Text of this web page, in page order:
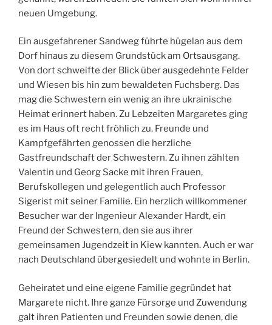
neuen Umgebung.
Ein ausgefahrener Sandweg führte hügelan aus dem
Dorf hinaus zu diesem Grundstück am Ortsausgang.
Von dort schweifte der Blick über ausgedehnte Felder
und Wiesen bis hin zum bewaldeten Fuchsberg. Das
mag die Schwestern ein wenig an ihre ukrainische
Heimat erinnert haben. Zu Lebzeiten Margaretes ging
es im Haus oft recht fröhlich zu. Freunde und
Kampfgefährten genossen die herzliche
Gastfreundschaft der Schwestern. Zu ihnen zählten
Valentin und Georg Sacke mit ihren Frauen,
Berufskollegen und gelegentlich auch Professor
Sigerist mit seiner Familie. Ein herzlich willkommener
Besucher war der Ingenieur Alexander Hardt, ein
Freund der Schwestern, den sie aus ihrer
gemeinsamen Jugendzeit in Kiew kannten. Auch er war
nach Deutschland übergesiedelt und wohnte in Berlin.
Geheiratet und eine eigene Familie gegründet hat
Margarete nicht. Ihre ganze Fürsorge und Zuwendung
galt ihren Patienten und Freunden sowie denen, die